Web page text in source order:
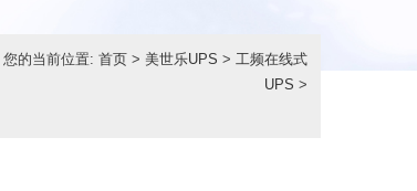
您的当前位置:首页 > 美世乐UPS >工频在线式
UPS >